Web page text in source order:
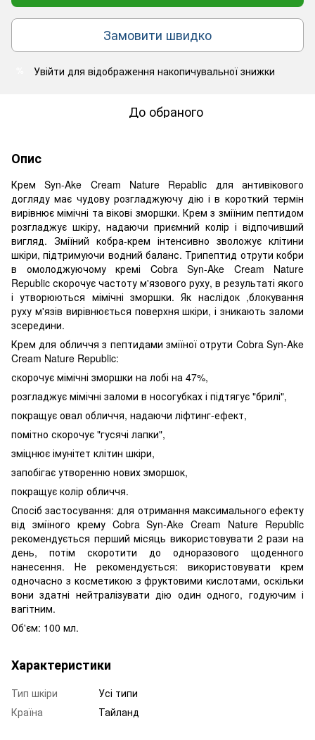
Замовити швидко
Увійти для відображення накопичувальної знижки
До обраного
Опис
Крем Syn-Ake Cream Nature Repablic для антивікового
догляду має чудову розгладжуючу дію і в короткий термін
вирівнює мімічні та вікові зморшки. Крем з зміїним пептидом
розгладжує шкіру, надаючи приємний колір і відпочивший
вигляд. Зміїний кобра-крем інтенсивно зволожує клітини
шкіри, підтримуючи водний баланс. Трипептид отрути кобри
в омолоджуючому кремі Cobra Syn-Ake Cream Nature
Republic скорочує частоту м'язового руху, в результаті якого
і утворюються мімічні зморшки. Як наслідок ,блокування
руху м'язів вирівнюється поверхня шкіри, і зникають заломи
зсередини.
Крем для обличчя з пептидами зміїної отрути Cobra Syn-Ake
Cream Nature Republic:
скорочує мімічні зморшки на лобі на 47%,
розгладжує мімічні заломи в носогубках і підтягує "брилі",
покращує овал обличчя, надаючи ліфтинг-ефект,
помітно скорочує "гусячі лапки",
зміцнює імунітет клітин шкіри,
запобігає утворенню нових зморшок,
покращує колір обличчя.
Спосіб застосування: для отримання максимального ефекту
від зміїного крему Cobra Syn-Ake Cream Nature Republic
рекомендується перший місяць використовувати 2 рази на
день, потім скоротити до одноразового щоденного
нанесення. Не рекомендується: використовувати крем
одночасно з косметикою з фруктовими кислотами, оскільки
вони здатні нейтралізувати дію один одного, годуючим і
вагітним.
Об'єм: 100 мл.
Характеристики
Тип шкіри
Усі типи
Країна
Тайланд